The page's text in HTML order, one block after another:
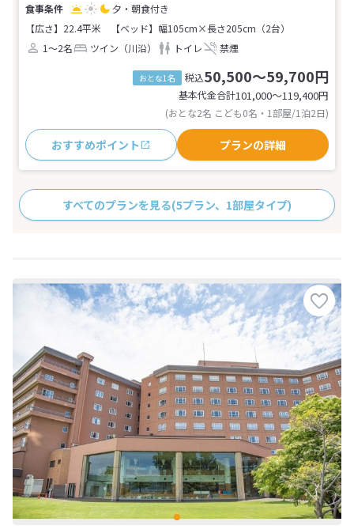
夕・朝食付き
【広さ】22.4平米
【ベッド】幅105cm×長さ205cm（2台）
1～2名
ツイン（川沿） トイレ 禁煙
おとな1名 税込50,500～59,700円
基本代金合計101,000〜119,400円
(おとな2名 こども0名・1部屋/1泊2日)
おすすめポイント プランの詳細
すべてのプランを見る(5プラン、1部屋タイプ)